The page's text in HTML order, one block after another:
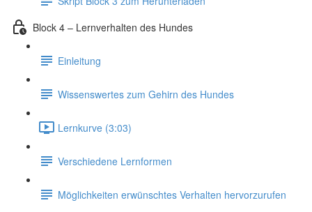
Block 4 – Lernverhalten des Hundes
Einleitung
Wissenswertes zum Gehirn des Hundes
Lernkurve (3:03)
Verschiedene Lernformen
Möglichkeiten erwünschtes Verhalten hervorzurufen